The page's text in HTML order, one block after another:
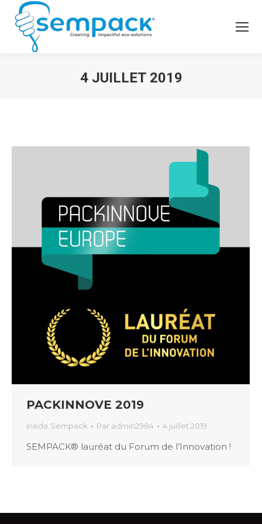
4 JUILLET 2019
PACKINNOVE 2019
Inside Sempack Par admin2984 4 juillet 2019
SEMPACK® lauréat du Forum de l’Innovation !